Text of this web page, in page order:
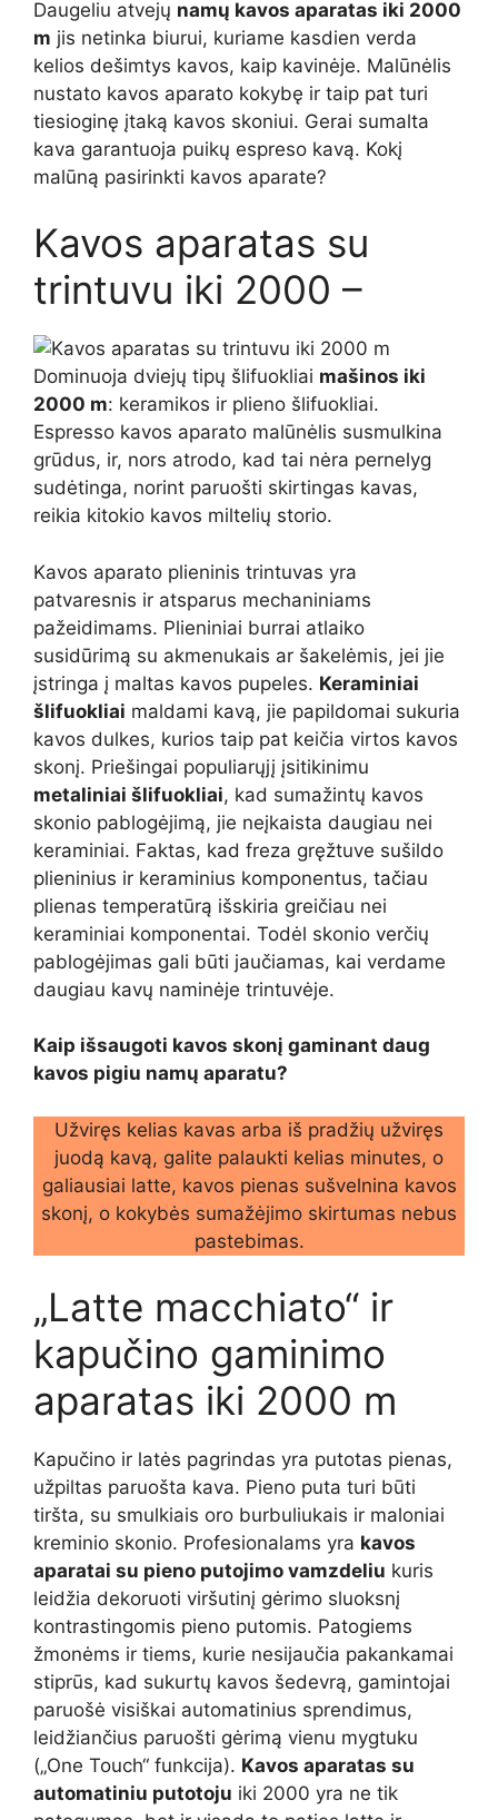
Daugeliu atvejų namų kavos aparatas iki 2000
m jis netinka biurui, kuriame kasdien verda
kelios dešimtys kavos, kaip kavinėje. Malūnėlis
nustato kavos aparato kokybę ir taip pat turi
tiesioginę įtaką kavos skoniui. Gerai sumalta
kava garantuoja puikų espreso kavą. Kokį
malūną pasirinkti kavos aparate?
Kavos aparatas su
trintuvu iki 2000 –
Dominuoja dviejų tipų šlifuokliai mašinos iki
2000 m: keramikos ir plieno šlifuokliai.
Espresso kavos aparato malūnėlis susmulkina
grūdus, ir, nors atrodo, kad tai nėra pernelyg
sudėtinga, norint paruošti skirtingas kavas,
reikia kitokio kavos miltelių storio.
Kavos aparato plieninis trintuvas yra
patvaresnis ir atsparus mechaniniams
pažeidimams. Plieniniai burrai atlaiko
susidūrimą su akmenukais ar šakelėmis, jei jie
įstringa į maltas kavos pupeles. Keraminiai
šlifuokliai maldami kavą, jie papildomai sukuria
kavos dulkes, kurios taip pat keičia virtos kavos
skonį. Priešingai populiarųjį įsitikinimu
metaliniai šlifuokliai, kad sumažintų kavos
skonio pablogėjimą, jie neįkaista daugiau nei
keraminiai. Faktas, kad freza gręžtuve sušildo
plieninius ir keraminius komponentus, tačiau
plienas temperatūrą išskiria greičiau nei
keraminiai komponentai. Todėl skonio verčių
pablogėjimas gali būti jaučiamas, kai verdame
daugiau kavų naminėje trintuvėje.
Kaip išsaugoti kavos skonį gaminant daug
kavos pigiu namų aparatu?
Užviręs kelias kavas arba iš pradžių užviręs
juodą kavą, galite palaukti kelias minutes, o
galiausiai latte, kavos pienas sušvelnina kavos
skonį, o kokybės sumažėjimo skirtumas nebus
pastebimas.
„Latte macchiato“ ir
kapučino gaminimo
aparatas iki 2000 m
Kapučino ir latės pagrindas yra putotas pienas,
užpiltas paruošta kava. Pieno puta turi būti
tiršta, su smulkiais oro burbuliukais ir maloniai
kreminio skonio. Profesionalams yra kavos
aparatai su pieno putojimo vamzdeliu kuris
leidžia dekoruoti viršutinį gėrimo sluoksnį
kontrastingomis pieno putomis. Patogiems
žmonėms ir tiems, kurie nesijaučia pakankamai
stiprūs, kad sukurtų kavos šedevrą, gamintojai
paruošė visiškai automatinius sprendimus,
leidžiančius paruošti gėrimą vienu mygtuku
(„One Touch“ funkcija). Kavos aparatas su
automatiniu putotoju iki 2000 yra ne tik